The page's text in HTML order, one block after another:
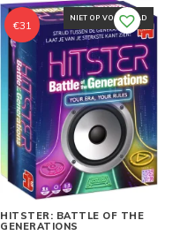
NIET OP VOORRAAD
HITSTER: BATTLE OF THE
GENERATIONS
€31